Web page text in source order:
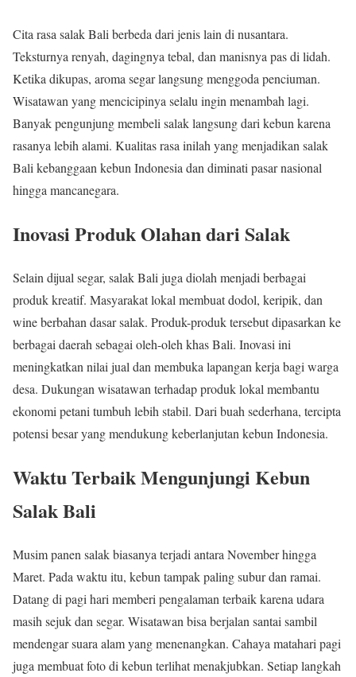
Cita rasa salak Bali berbeda dari jenis lain di nusantara.
Teksturnya renyah, dagingnya tebal, dan manisnya pas di lidah.
Ketika dikupas, aroma segar langsung menggoda penciuman.
Wisatawan yang mencicipinya selalu ingin menambah lagi.
Banyak pengunjung membeli salak langsung dari kebun karena
rasanya lebih alami. Kualitas rasa inilah yang menjadikan salak
Bali kebanggaan kebun Indonesia dan diminati pasar nasional
hingga mancanegara.
Inovasi Produk Olahan dari Salak
Selain dijual segar, salak Bali juga diolah menjadi berbagai
produk kreatif. Masyarakat lokal membuat dodol, keripik, dan
wine berbahan dasar salak. Produk-produk tersebut dipasarkan ke
berbagai daerah sebagai oleh-oleh khas Bali. Inovasi ini
meningkatkan nilai jual dan membuka lapangan kerja bagi warga
desa. Dukungan wisatawan terhadap produk lokal membantu
ekonomi petani tumbuh lebih stabil. Dari buah sederhana, tercipta
potensi besar yang mendukung keberlanjutan kebun Indonesia.
Waktu Terbaik Mengunjungi Kebun
Salak Bali
Musim panen salak biasanya terjadi antara November hingga
Maret. Pada waktu itu, kebun tampak paling subur dan ramai.
Datang di pagi hari memberi pengalaman terbaik karena udara
masih sejuk dan segar. Wisatawan bisa berjalan santai sambil
mendengar suara alam yang menenangkan. Cahaya matahari pagi
juga membuat foto di kebun terlihat menakjubkan. Setiap langkah